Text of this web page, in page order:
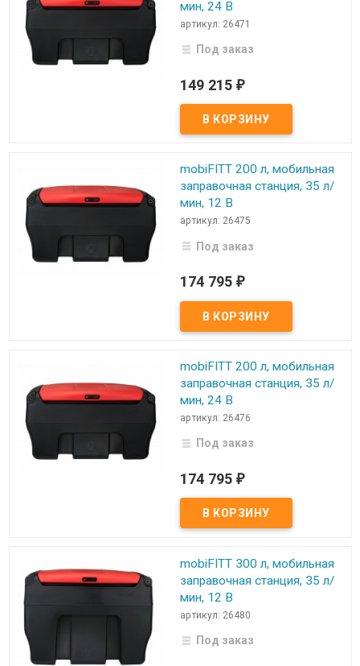
мин, 24 В
артикул: 26471
Под заказ
149 215 ₽
mobiFITT 200 л, мобильная
заправочная станция, 35 л/
мин, 12 В
артикул: 26475
Под заказ
174 795 ₽
mobiFITT 200 л, мобильная
заправочная станция, 35 л/
мин, 24 В
артикул: 26476
Под заказ
174 795 ₽
mobiFITT 300 л, мобильная
заправочная станция, 35 л/
мин, 12 В
артикул: 26480
Под заказ